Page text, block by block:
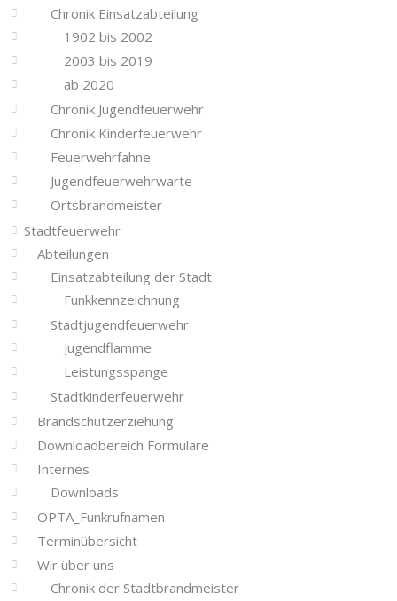
Chronik Einsatzabteilung
1902 bis 2002
2003 bis 2019
ab 2020
Chronik Jugendfeuerwehr
Chronik Kinderfeuerwehr
Feuerwehrfahne
Jugendfeuerwehrwarte
Ortsbrandmeister
Stadtfeuerwehr
Abteilungen
Einsatzabteilung der Stadt
Funkkennzeichnung
Stadtjugendfeuerwehr
Jugendflamme
Leistungsspange
Stadtkinderfeuerwehr
Brandschutzerziehung
Downloadbereich Formulare
Internes
Downloads
OPTA_Funkrufnamen
Terminübersicht
Wir über uns
Chronik der Stadtbrandmeister